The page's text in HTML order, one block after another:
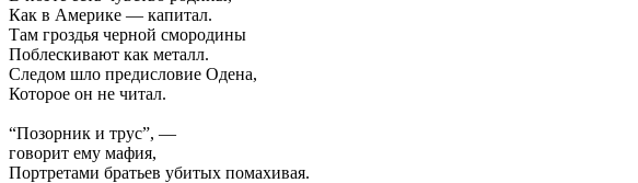
Как в Америке — капитал.
Там гроздья черной смородины
Поблескивают как металл.
Следом шло предисловие Одена,
Которое он не читал.
“Позорник и трус”, —
говорит ему мафия,
Портретами братьев убитых помахивая.